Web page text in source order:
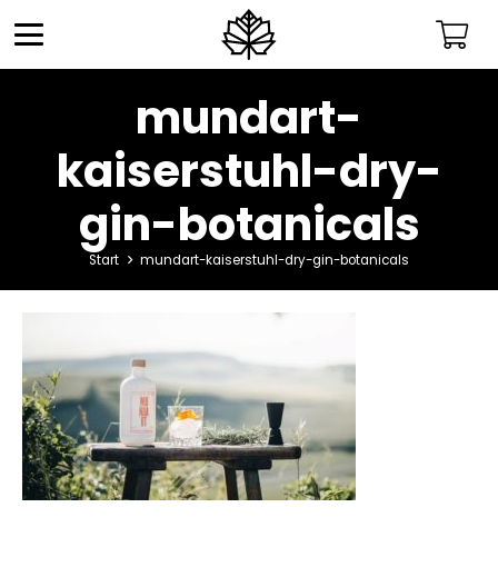
mundart-
kaiserstuhl-dry-
gin-botanicals
Start mundart-kaiserstuhl-dry-gin-botanicals